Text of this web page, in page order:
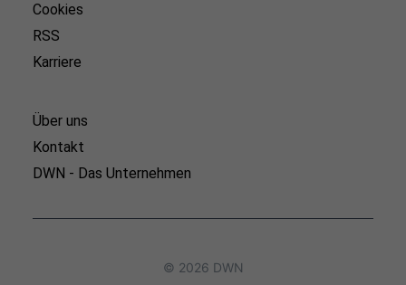
Cookies
RSS
Karriere
Über uns
Kontakt
DWN - Das Unternehmen
© 2026 DWN